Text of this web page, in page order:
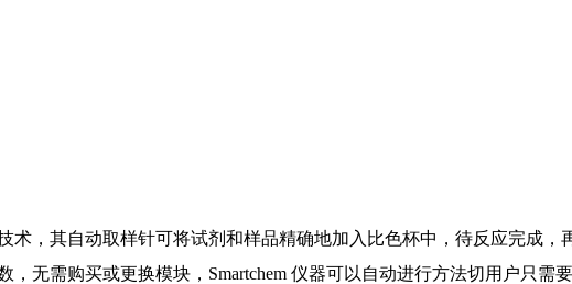
，其自动取样针可将试剂和样品精确地加入比色杯中，待反应完成
无需购买或更换模块，Smartchem 仪器可以自动进行方法切用户只需